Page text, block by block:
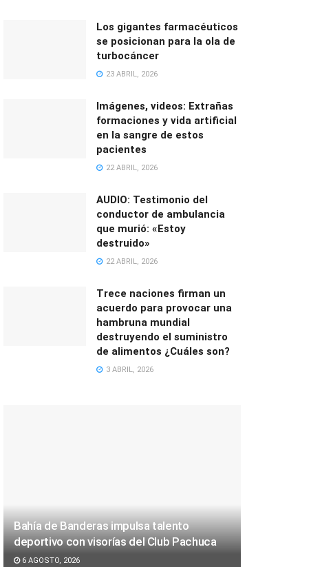
Los gigantes farmacéuticos
se posicionan para la ola de
turbocáncer
23 ABRIL, 2026
Imágenes, videos: Extrañas
formaciones y vida artificial
en la sangre de estos
pacientes
22 ABRIL, 2026
AUDIO: Testimonio del
conductor de ambulancia
que murió: «Estoy
destruido»
22 ABRIL, 2026
Trece naciones firman un
acuerdo para provocar una
hambruna mundial
destruyendo el suministro
de alimentos ¿Cuáles son?
3 ABRIL, 2026
Bahía de Banderas impulsa talento
deportivo con visorías del Club Pachuca
6 AGOSTO, 2026